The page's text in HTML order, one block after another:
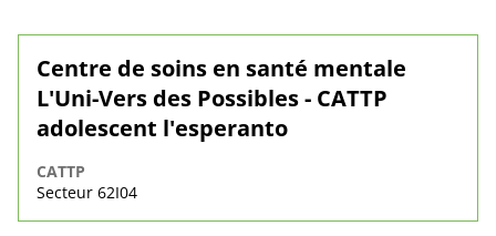
Centre de soins en santé mentale
L'Uni-Vers des Possibles - CATTP
adolescent l'esperanto
CATTP
Secteur 62I04